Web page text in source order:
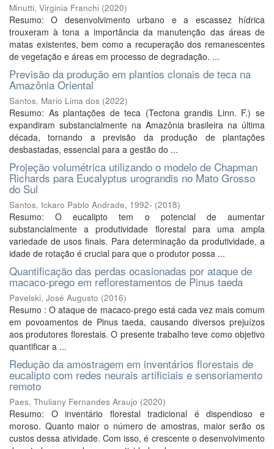
Minutti, Virginia Franchi (2020)
Resumo: O desenvolvimento urbano e a escassez hídrica
trouxeram à tona a importância da manutenção das áreas de
matas existentes, bem como a recuperação dos remanescentes
de vegetação e áreas em processo de degradação. ...
Previsão da produção em plantios clonais de teca na
Amazônia Oriental
Santos, Mario Lima dos (2022)
Resumo: As plantações de teca (Tectona grandis Linn. F.) se
expandiram substancialmente na Amazônia brasileira na última
década, tornando a previsão da produção de plantações
desbastadas, essencial para a gestão do ...
Projeção volumétrica utilizando o modelo de Chapman
Richards para Eucalyptus urograndis no Mato Grosso
do Sul
Santos, Ickaro Pablo Andrade, 1992- (2018)
Resumo: O eucalipto tem o potencial de aumentar
substancialmente a produtividade florestal para uma ampla
variedade de usos finais. Para determinação da produtividade, a
idade de rotação é crucial para que o produtor possa ...
Quantificação das perdas ocasionadas por ataque de
macaco-prego em reflorestamentos de Pinus taeda
Pavelski, José Augusto (2016)
Resumo : O ataque de macaco-prego está cada vez mais comum
em povoamentos de Pinus taeda, causando diversos prejuízos
aos produtores florestais. O presente trabalho teve como objetivo
quantificar a ...
Redução da amostragem em inventários florestais de
eucalipto com redes neurais artificiais e sensoriamento
remoto
Paes, Thuliany Fernandes Araujo (2020)
Resumo: O inventário florestal tradicional é dispendioso e
moroso. Quanto maior o número de amostras, maior serão os
custos dessa atividade. Com isso, é crescente o desenvolvimento